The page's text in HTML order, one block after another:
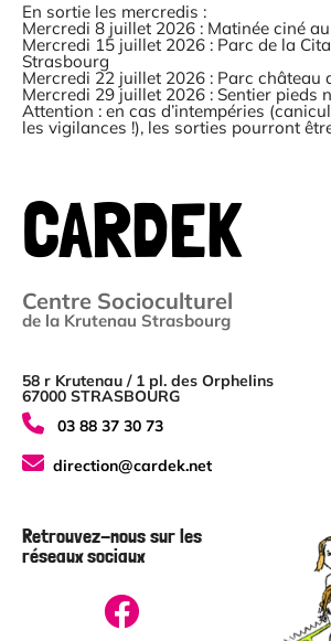
En sortie les mercredis :
Mercredi 8 juillet 2026 : Matinée ciné
Mercredi 15 juillet 2026 : Parc de la
Strasbourg
Mercredi 22 juillet 2026 : Parc château
Mercredi 29 juillet 2026 : Sentier pieds
Attention : en cas d’intempéries
les vigilances !), les sorties pourront
CARDEK
Centre Socioculturel
de la Krutenau Strasbourg
58 r Krutenau / 1 pl. des Orphelins
67000 STRASBOURG
03 88 37 30 73
direction@cardek.net
Retrouvez-nous sur les
réseaux sociaux